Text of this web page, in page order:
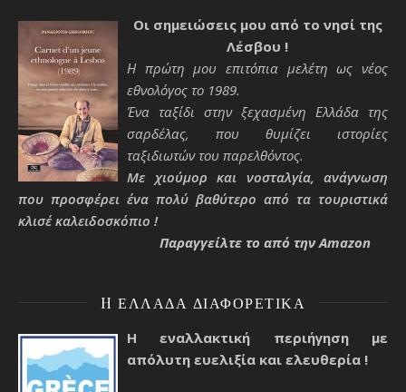
Οι σημειώσεις μου από το νησί της
Λέσβου !
Η πρώτη μου επιτόπια μελέτη ως νέος
εθνολόγος το 1989.
Ένα ταξίδι στην ξεχασμένη Ελλάδα της
σαρδέλας, που θυμίζει ιστορίες
ταξιδιωτών του παρελθόντος.
Με χιούμορ και νοσταλγία, ανάγνωση
που προσφέρει ένα πολύ βαθύτερο από τα τουριστικά
κλισέ καλειδοσκόπιο !
Παραγγείλτε το από την Amazon
H ΕΛΛΆΔΑ ΔΙΑΦΟΡΕΤΙΚΆ
Η εναλλακτική περιήγηση με
απόλυτη ευελιξία και ελευθερία !